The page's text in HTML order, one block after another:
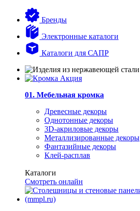
Бренды
Электронные каталоги
Каталоги для САПР
01. Мебельная кромка
Древесные декоры
Однотонные декоры
3D-акриловые декоры
Металлизированные декоры
Фантазийные декоры
Клей-расплав
Каталоги
Смотреть онлайн